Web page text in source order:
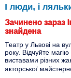
І люди, і
Зачинено зараз
знайдена
Театр у Львові на
року. Відчуйте
виставами різних
акторської